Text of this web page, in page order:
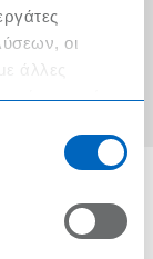
οι
άλλες
ή τις οποίες